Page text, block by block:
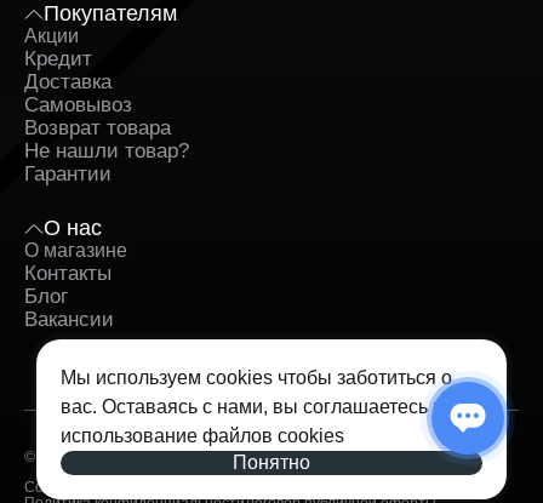
Мы используем cookies чтобы заботиться о
вас. Оставаясь с нами, вы соглашаетесь на
использование файлов cookies
Понятно
Покупателям
Акции
Кредит
Доставка
Самовывоз
Возврат товара
Не нашли товар?
Гарантии
О нас
О магазине
Контакты
Блог
Вакансии
© 2026 — iSpace. Все права защищены.
Согласие на обработку персональных данных